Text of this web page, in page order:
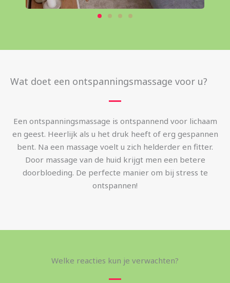
Wat doet een ontspanningsmassage voor u?
Een ontspanningsmassage is ontspannend voor lichaam
en geest. Heerlijk als u het druk heeft of erg gespannen
bent. Na een massage voelt u zich helderder en fitter.
Door massage van de huid krijgt men een betere
doorbloeding. De perfecte manier om bij stress te
ontspannen!
Welke reacties kun je verwachten?